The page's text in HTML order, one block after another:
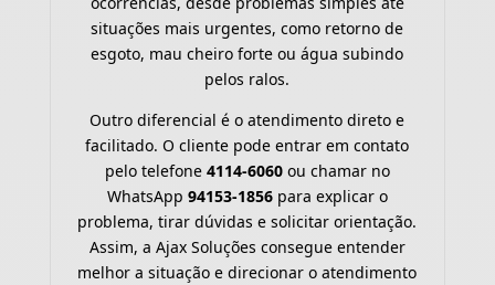
situações mais urgentes, como retorno de
esgoto, mau cheiro forte ou água subindo
pelos ralos.
Outro diferencial é o atendimento direto e
facilitado. O cliente pode entrar em contato
pelo telefone 4114-6060ou chamar no
WhatsApp 94153-1856para explicar o
problema, tirar dúvidas e solicitar orientação.
Assim, a Ajax Soluções consegue entender
melhor a situação e direcionar o atendimento